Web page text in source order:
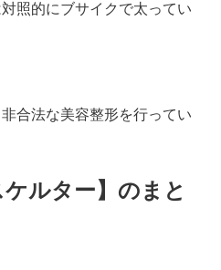
照的にブサイクで太ってい
合法な美容整形を行ってい
ルター】のまと